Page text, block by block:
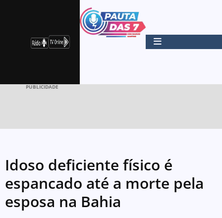
PUBLICIDADE
Idoso deficiente físico é
espancado até a morte pela
esposa na Bahia